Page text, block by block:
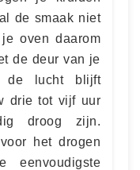
de smaak niet
oven daarom
de deur van je
de lucht blijft
drie tot vijf uur
droog zijn.
het drogen